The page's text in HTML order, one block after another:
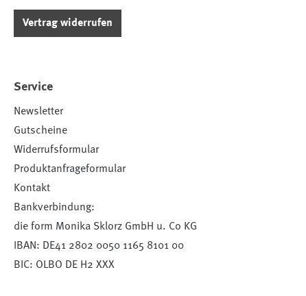
Vertrag widerrufen
Service
Newsletter
Gutscheine
Widerrufsformular
Produktanfrageformular
Kontakt
Bankverbindung:
die form Monika Sklorz GmbH u. Co KG
IBAN: DE41 2802 0050 1165 8101 00
BIC: OLBO DE H2 XXX